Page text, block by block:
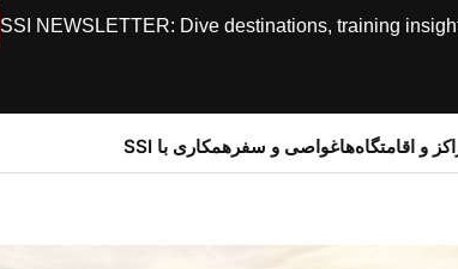
SSI NEWSLETTER: Dive destinations, training
و اقامتگاه‌هاغواصی و سفرهمکاری با SSI